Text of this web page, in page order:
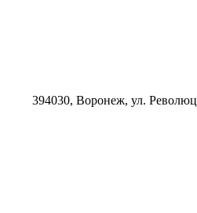
394030, Воронеж, ул.